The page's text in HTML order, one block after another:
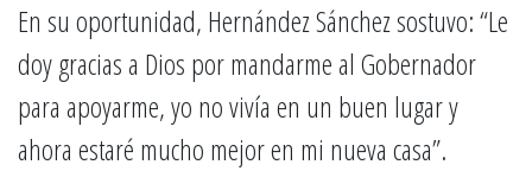
En su oportunidad, Hernández Sánchez sostuvo: “Le
doy gracias a Dios por mandarme al Gobernador
para apoyarme, yo no vivía en un buen lugar y
ahora estaré mucho mejor en mi nueva casa”.